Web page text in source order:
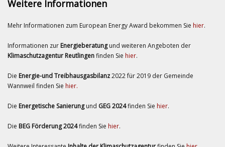
Weitere Informationen
Mehr Informationen zum European Energy Award bekommen Sie hier.
Informationen zur Energieberatungund weiteren Angeboten der
Klimaschutzagentur Reutlingenfinden Sie hier.
Die Energie-und Treibhausgasbilanz2022 für 2019 der Gemeinde
Wannweil finden Sie hier.
Die Energetische Sanierungund GEG 2024finden Sie hier.
Die BEG Förderung 2024finden Sie hier.